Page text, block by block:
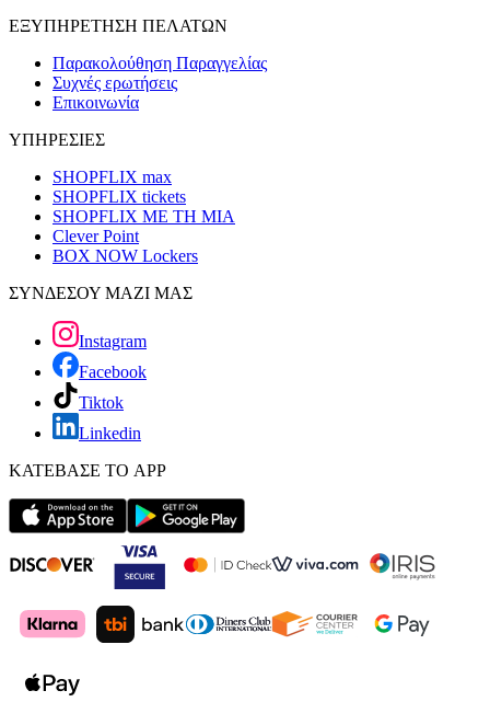
ΕΞΥΠΗΡΕΤΗΣΗ ΠΕΛΑΤΩΝ
Παρακολούθηση Παραγγελίας
Συχνές ερωτήσεις
Επικοινωνία
ΥΠΗΡΕΣΙΕΣ
SHOPFLIX max
SHOPFLIX tickets
SHOPFLIX ΜΕ ΤΗ ΜΙΑ
Clever Point
BOX NOW Lockers
ΣΥΝΔΕΣΟΥ ΜΑΖΙ ΜΑΣ
Instagram
Facebook
Tiktok
Linkedin
ΚΑΤΕΒΑΣΕ ΤΟ APP